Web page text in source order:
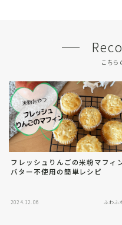
こちら
フレッシュりんごの米粉マフィ
バター不使用の簡単レシピ
2024.12.06 ふわふ